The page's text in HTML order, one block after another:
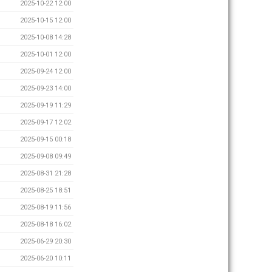
2025-10-22 12:00
2025-10-15 12:00
2025-10-08 14:28
2025-10-01 12:00
2025-09-24 12:00
2025-09-23 14:00
2025-09-19 11:29
2025-09-17 12:02
2025-09-15 00:18
2025-09-08 09:49
2025-08-31 21:28
2025-08-25 18:51
2025-08-19 11:56
2025-08-18 16:02
2025-06-29 20:30
2025-06-20 10:11